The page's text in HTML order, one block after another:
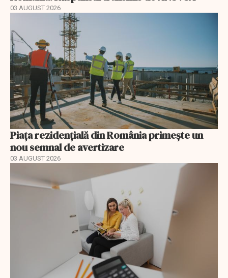
03 AUGUST 2026
Piața rezidențială din România primește un
nou semnal de avertizare
03 AUGUST 2026